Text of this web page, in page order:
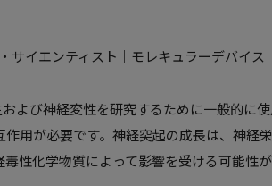
イエンティスト｜モレキュラーデバイス
よび神経変性を研究するために一般的に
用が必要です。神経突起の成長は、神経
性化学物質によって影響を受ける可能性が